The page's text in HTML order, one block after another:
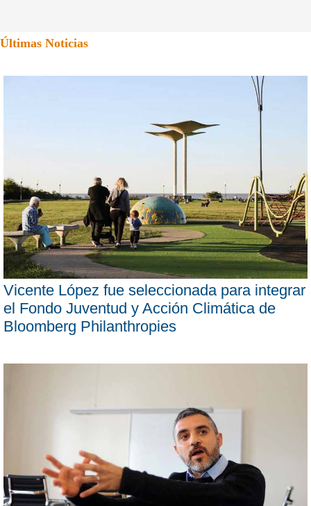
Últimas Noticias
Vicente López fue seleccionada para integrar
el Fondo Juventud y Acción Climática de
Bloomberg Philanthropies